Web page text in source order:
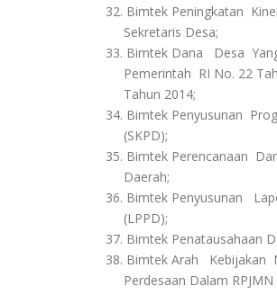
32. Bimtek Peningkatan
Sekretaris Desa;
33. Bimtek Dana Desa
Pemerintah RI No. 22
Tahun 2014;
34. Bimtek Penyusunan
(SKPD);
35. Bimtek Perencanaan
Daerah;
36. Bimtek Penyusunan
(LPPD);
37. Bimtek Penatausahaan
38. Bimtek Arah Kebijakan
Perdesaan Dalam RPJMN